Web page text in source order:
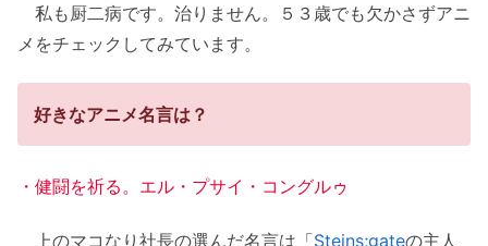
私も厨二病です。治りません。５３歳でも欠かさずアニ
メをチェックしてみています。
好きなアニメ名言は？
・健闘を祈る。エル・プサイ・コングルゥ
上のマコなり社長の選んだ名言は「Steins;gateの主人